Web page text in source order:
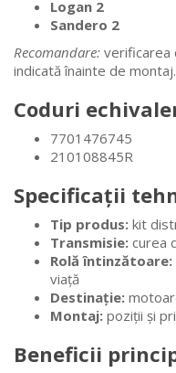
Logan 2
Sandero 2
Recomandare: verificarea
indicată înainte de montaj.
Coduri
7701476745
210108845R
Specificații
Tip produs: kit
Transmisie: curea
Rolă întinzătoare:
viață
Destinație:
Montaj: poziții și
Beneficii